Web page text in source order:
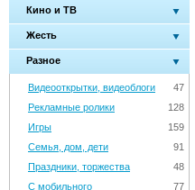
Кино и ТВ
Жесть
Разное
47
Видеооткрытки, видеоблоги
128
Рекламные ролики
159
Игры
91
Семья, дом, дети
48
Праздники, торжества
77
С мобильного